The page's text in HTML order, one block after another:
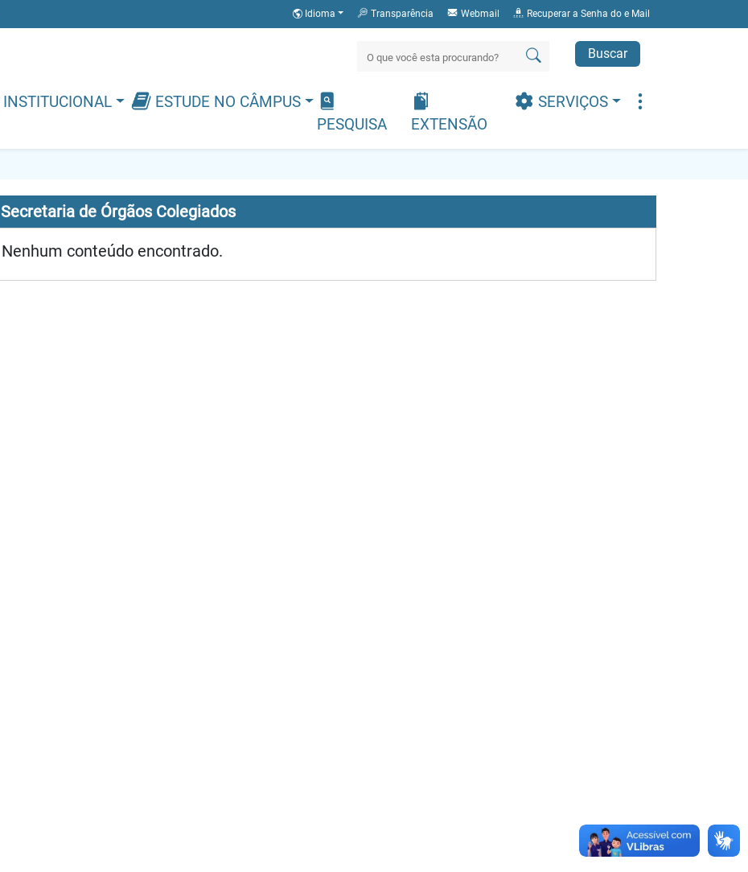
Idioma Transparência Webmail Recuperar a Senha do e Mail
Buscar
INSTITUCIONAL
ESTUDE NO CÂMPUS
PESQUISA
EXTENSÃO
SERVIÇOS
Secretaria de Órgãos Colegiados
Nenhum conteúdo encontrado.